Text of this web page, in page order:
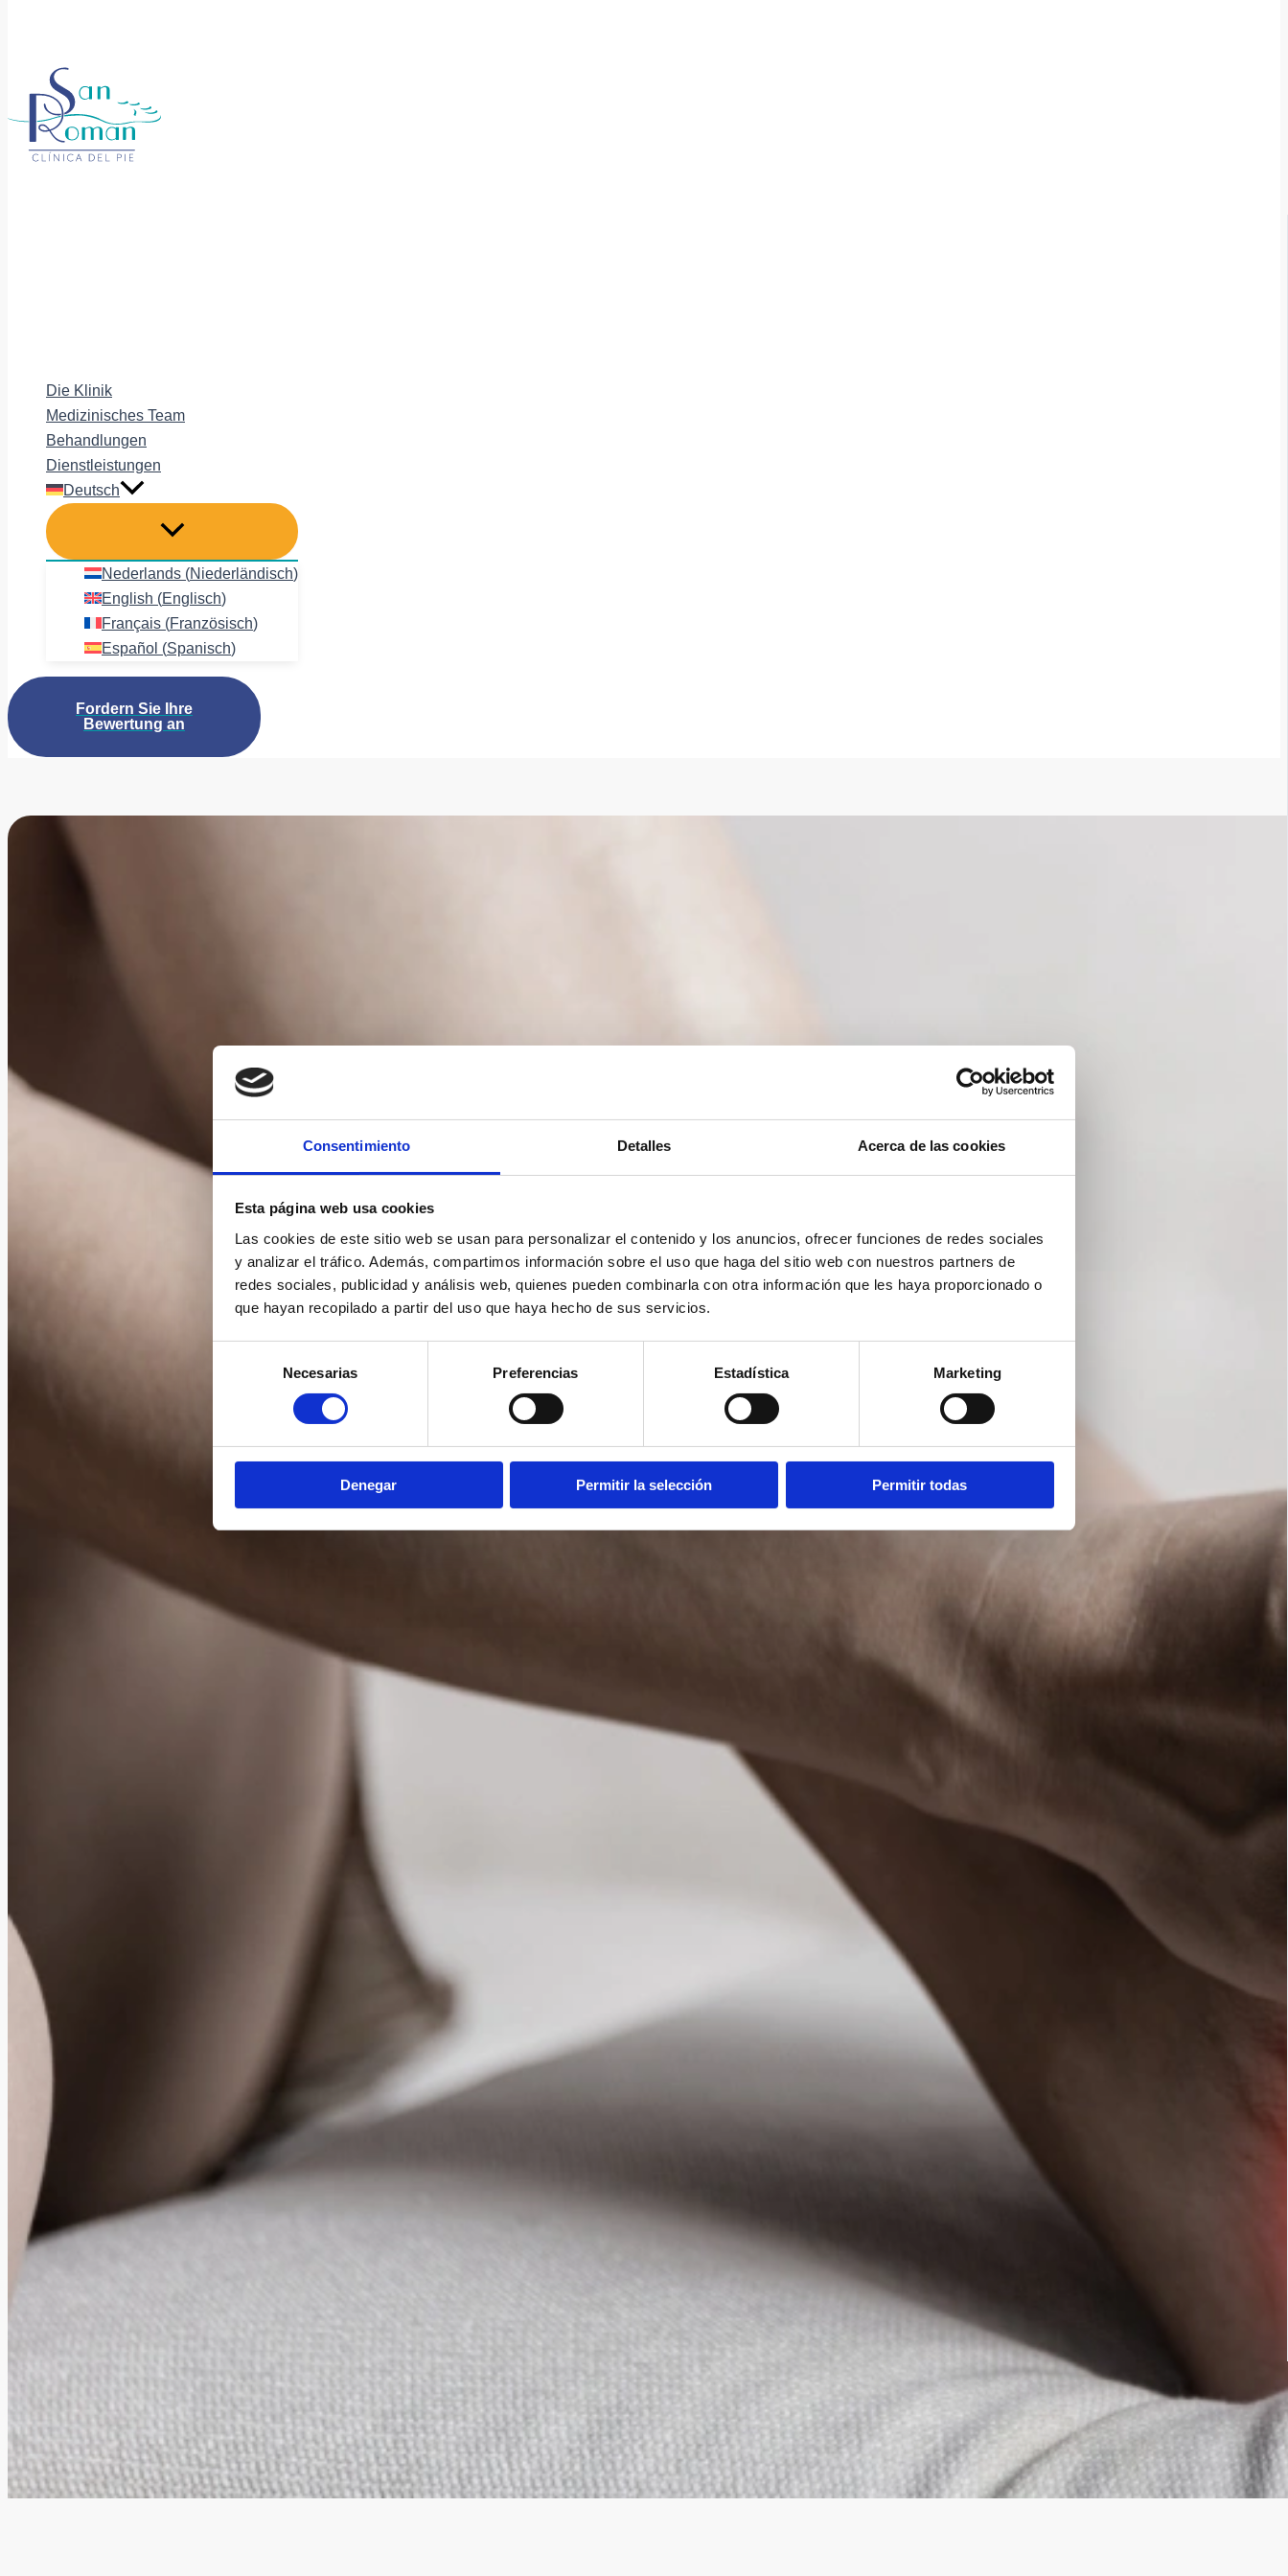
Consentimiento Detalles Acerca de las cookies
Esta página web usa cookies
Las cookies de este sitio web se usan para personalizar el contenido y los anuncios, ofrecer funciones de redes sociales
y analizar el tráfico. Además, compartimos información sobre el uso que haga del sitio web con nuestros partners de
redes sociales, publicidad y análisis web, quienes pueden combinarla con otra información que les haya proporcionado o
que hayan recopilado a partir del uso que haya hecho de sus servicios.
consentimiento
Necesarias Preferencias Estadística Marketing
Denegar Permitir la selección Permitir todas
Die Klinik
Medizinisches Team
Behandlungen
Dienstleistungen
Deutsch
Nederlands (Niederländisch)
English (Englisch)
Français (Französisch)
Español (Spanisch)
Fordern Sie Ihre
Bewertung an